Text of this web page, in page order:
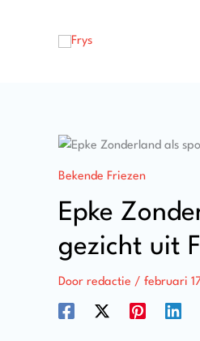
Bekende Friezen
Epke
gezicht uit
Door redactie / februari